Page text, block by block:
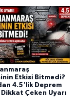
Etkisi Bitmedi?
4.5'lik Deprem
Dikkat Çeken Uyarı